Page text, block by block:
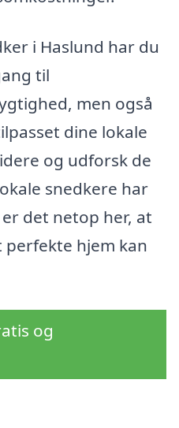
i Haslund har du
til
men også
dine lokale
og udforsk de
snedkere har
det netop her, at
hjem kan
og